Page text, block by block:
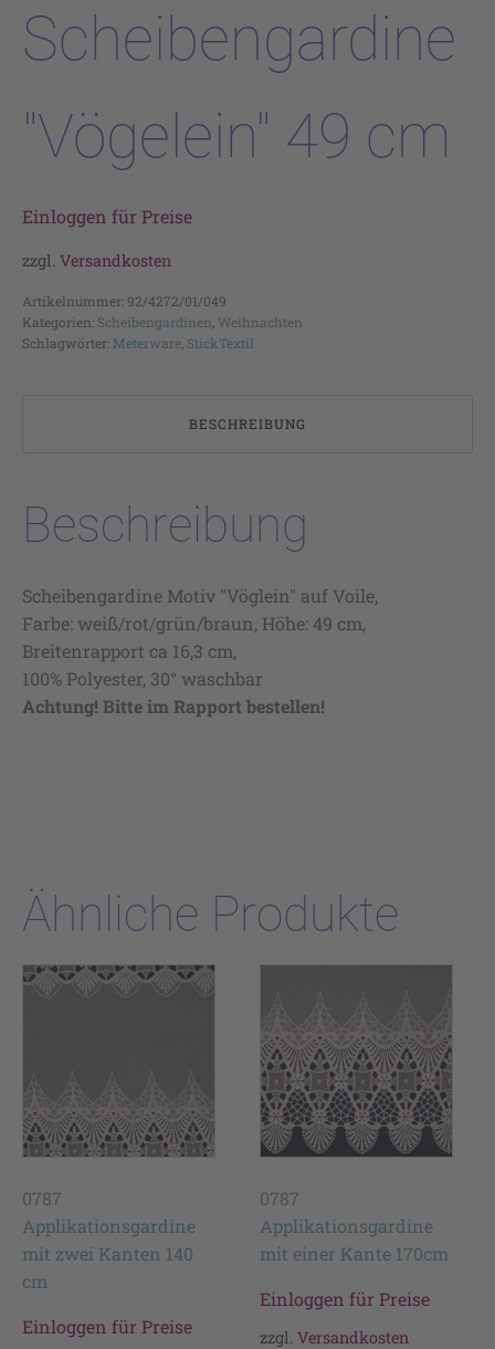
Scheibengardine
"Vögelein" 49 cm
Einloggen für Preise
zzgl. Versandkosten
Artikelnummer: 92/4272/01/049
Kategorien: Scheibengardinen Weihnachten
Schlagwörter: Meterware StickTextil
BESCHREIBUNG
Beschreibung
Scheibengardine Motiv "Vöglein" auf Voile,
Farbe: weiß/rot/grün/braun, Höhe: 49 cm,
Breitenrapport ca 16,3 cm,
100% Polyester, 30° waschbar
Achtung! Bitte im Rapport bestellen!
Ähnliche Produkte
0787
Applikationsgardine
mit zwei Kanten 140
cm
Einloggen für Preise
0787
Applikationsgardine
mit einer Kante 170cm
Einloggen für Preise
zzgl.Versandkosten